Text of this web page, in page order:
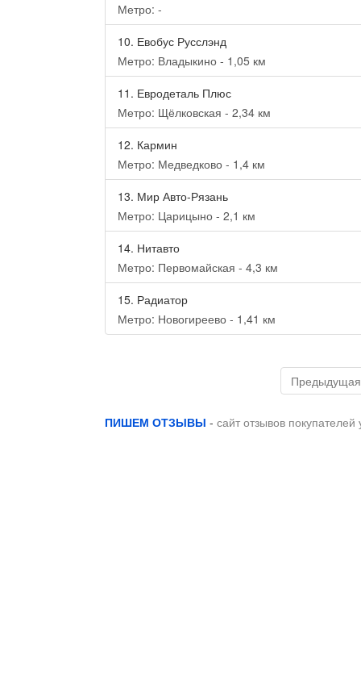
Метро: -
10. Евобус Русслэнд
Метро: Владыкино - 1,05 км
11. Евродеталь Плюс
Метро: Щёлковская - 2,34 км
12. Кармин
Метро: Медведково - 1,4 км
13. Мир Авто-Рязань
Метро: Царицыно - 2,1 км
14. Нитавто
Метро: Первомайская - 4,3 км
15. Радиатор
Метро: Новогиреево - 1,41 км
Предыдущая
ПИШЕМ ОТЗЫВЫ - сайт отзывов покупателей